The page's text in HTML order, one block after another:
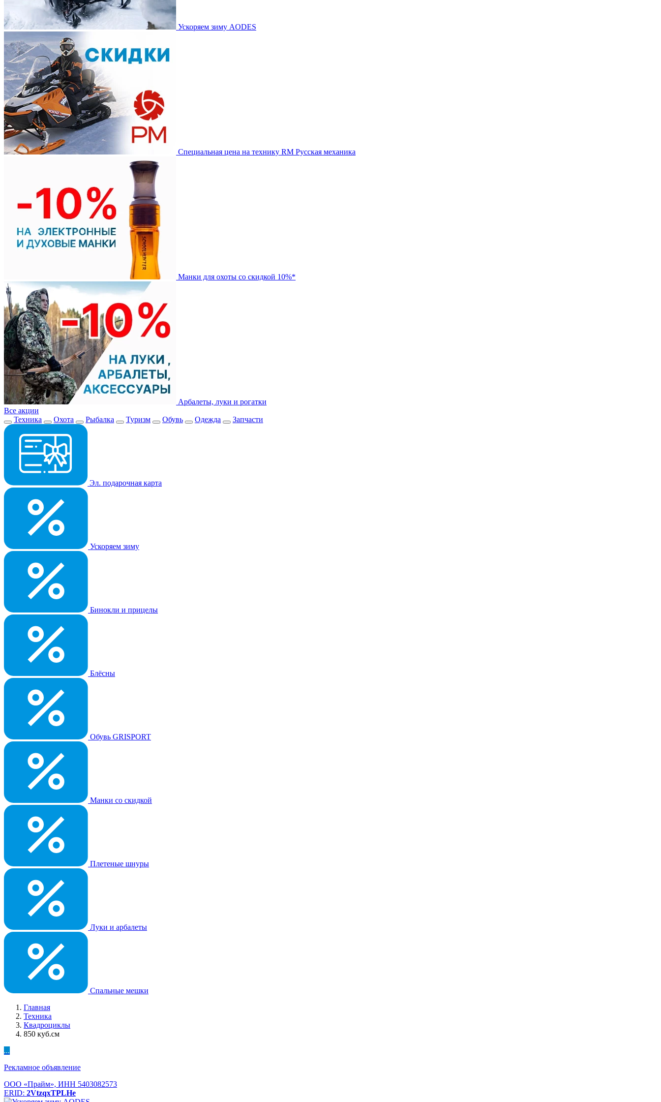
Ускоряем зиму AODES
Специальная цена на технику RM Русская механика
Манки для охоты со скидкой 10%*
Арбалеты, луки и рогатки
Все акции
Техника
Охота Рыбалка Туризм Обувь Одежда Запчасти
Эл. подарочная карта
Ускоряем зиму
Бинокли и прицелы
Блёсны
Обувь GRISPORT
Манки со скидкой
Плетеные шнуры
Луки и арбалеты
Спальные мешки
Главная
Техника
Квадроциклы
850 куб.см
...
Рекламное объявление
ООО «Прайм», ИНН 5403082573
ERID: 2VtzqxTPLHe